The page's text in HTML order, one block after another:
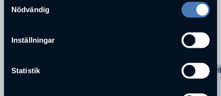
Nödvändig
Inställningar
Statistik